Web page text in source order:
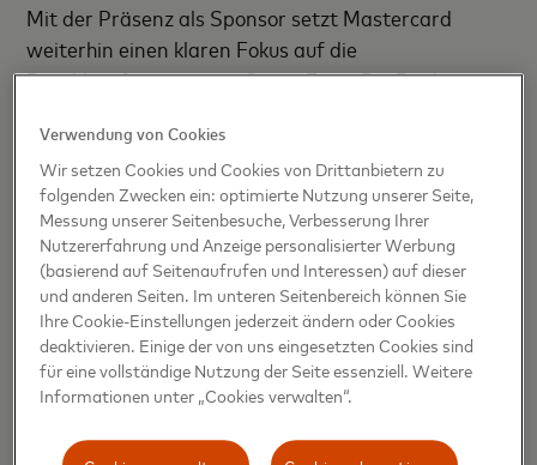
Mit der Präsenz als Sponsor setzt Mastercard
weiterhin einen klaren Fokus auf die
Bezahlpräferenzen von Sport-Fans. Die Bankomat-
um bargeldlose Zahlungen geht: 97 % der
ÖsterreicherInnen nutzen sie[1].Um den Vorlieben
der ÖsterreicherInnen gerecht zu werden, wird es in
Kitzbühel auch heuer wieder eine Cashless Area
geben. Dort können BesucherInnen schnell, einfach
und sicher mit ihrer Debit- oder Kreditkarte
bezahlen.
Wir sind sehr stolz auf die erfolgreichen Jahre der
Partnerschaft mit den Hahnenkamm-Rennen. Als
Sponsoringpartner ist es unser Anliegen, innovative
Verwendung von Cookies
Wir setzen Cookies und Cookies von Drittanbietern zu
folgenden Zwecken ein: optimierte Nutzung unserer Seite,
Messung unserer Seitenbesuche, Verbesserung Ihrer
Nutzererfahrung und Anzeige personalisierter Werbung
(basierend auf Seitenaufrufen und Interessen) auf dieser
und anderen Seiten. Im unteren Seitenbereich können Sie
Ihre Cookie-Einstellungen jederzeit ändern oder Cookies
deaktivieren. Einige der von uns eingesetzten Cookies sind
für eine vollständige Nutzung der Seite essenziell. Weitere
Informationen unter „Cookies verwalten“.